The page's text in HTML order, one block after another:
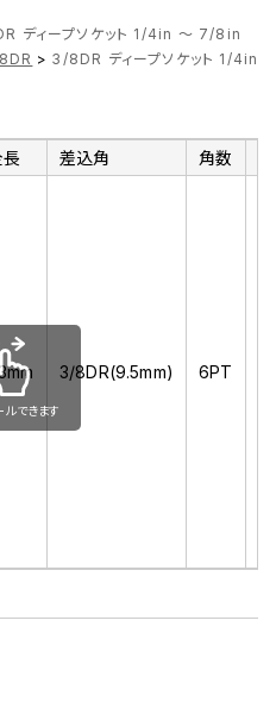
ディープソケット 1/4in ～ 7/8in
> 3/8DR ディープソケット 1/4in
差込角 角数
3/8DR(9.5mm) 6PT
ルできます